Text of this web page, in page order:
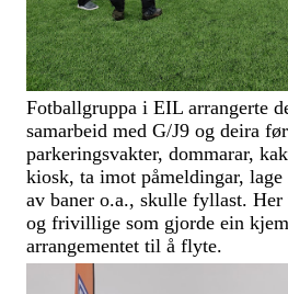
Fotballgruppa i EIL arrangerte
samarbeid med G/J9 og deira
parkeringsvakter, dommarar,
kiosk, ta imot påmeldingar,
av baner o.a., skulle fyllast.
og frivillige som gjorde ein
arrangementet til å flyte.